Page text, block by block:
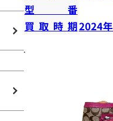
型番
買取時期2024